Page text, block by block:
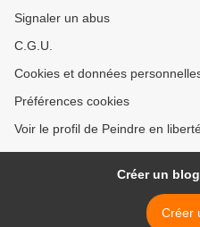
Signaler un abus
C.G.U.
Cookies et données
Préférences cookies
Voir le profil de Peindre en
Créer un
Créer